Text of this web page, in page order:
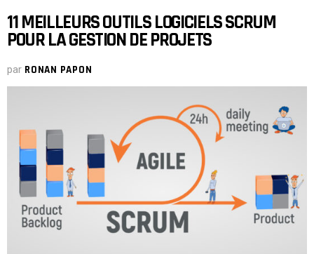
11 MEILLEURS OUTILS LOGICIELS SCRUM
POUR LA GESTION DE PROJETS
par RONAN PAPON